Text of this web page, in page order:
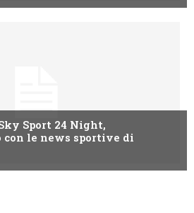
Sport 24 Night,
con le news sportive di